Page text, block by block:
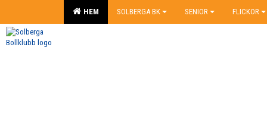
HEM SOLBERGA BK SENIOR FLICKOR